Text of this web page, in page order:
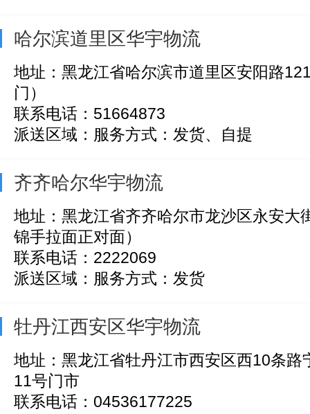
哈尔滨道里区华宇物流
地址：黑龙江省哈尔滨市道里区安阳路
门）
联系电话：51664873
派送区域：服务方式：发货、自提
齐齐哈尔华宇物流
地址：黑龙江省齐齐哈尔市龙沙区永安大
锦手拉面正对面）
联系电话：2222069
派送区域：服务方式：发货
牡丹江西安区华宇物流
地址：黑龙江省牡丹江市西安区西10条路
11号门市
联系电话：04536177225